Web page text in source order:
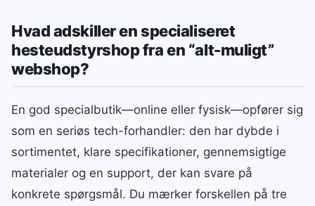
Hvad adskiller en specialiseret
hesteudstyrshop fra en “alt-muligt”
webshop?
En god specialbutik—online eller fysisk—opfører sig
som en seriøs tech-forhandler: den har dybde i
sortimentet, klare specifikationer, gennemsigtige
materialer og en support, der kan svare på
konkrete spørgsmål. Du mærker forskellen på tre